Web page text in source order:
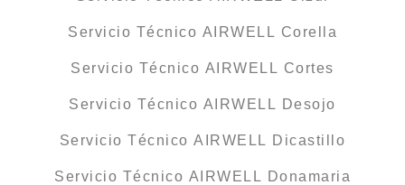
Servicio Técnico AIRWELL Corella
Servicio Técnico AIRWELL Cortes
Servicio Técnico AIRWELL Desojo
Servicio Técnico AIRWELL Dicastillo
Servicio Técnico AIRWELL Donamaria